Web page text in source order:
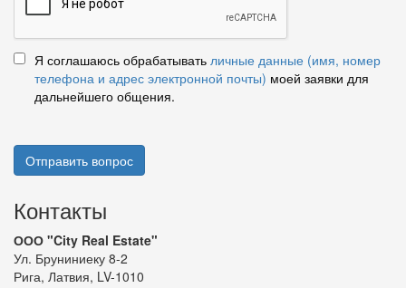
Я соглашаюсь обрабатывать личные данные (имя, номер
телефона и адрес электронной почты) моей заявки для
дальнейшего общения.
Отправить вопрос
Контакты
ООО "City Real Estate"
Ул. Бруниниеку 8-2
Рига, Латвия, LV-1010